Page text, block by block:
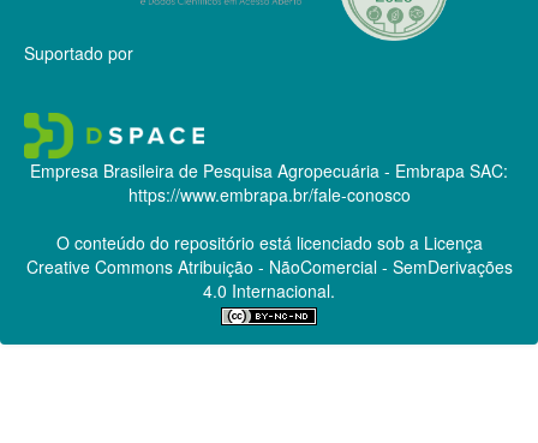
Suportado por
Empresa Brasileira de Pesquisa Agropecuária - Embrapa SAC:
https://www.embrapa.br/fale-conosco
O conteúdo do repositório está licenciado sob a Licença
Creative CommonsAtribuição - NãoComercial - SemDerivações
4.0 Internacional.